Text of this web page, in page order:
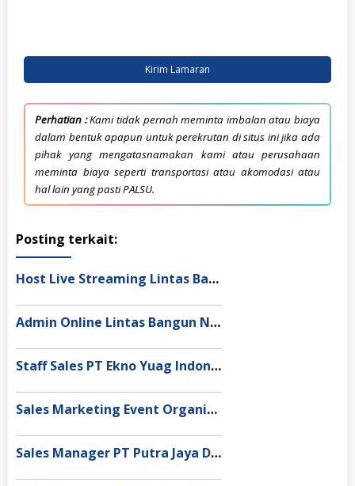
Kirim Lamaran
Perhatian :Kami tidak pernah meminta imbalan atau biaya
dalam bentuk apapun untuk perekrutan di situs ini jika ada
pihak yang mengatasnamakan kami atau perusahaan
meminta biaya seperti transportasi atau akomodasi atau
hal lain yang pasti PALSU.
Posting terkait:
Host Live Streaming Lintas Bangun Nusantara
Admin Online Lintas Bangun Nusantara Semarang
Staff Sales PT Ekno Yuag Indonesia Bekasi
Sales Marketing Event Organizer Lembaga Pusaka Indonesia Depok
Sales Manager PT Putra Jaya Dewata Denpasar